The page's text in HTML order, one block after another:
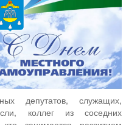
депутатов, служащих,
коллег из соседних